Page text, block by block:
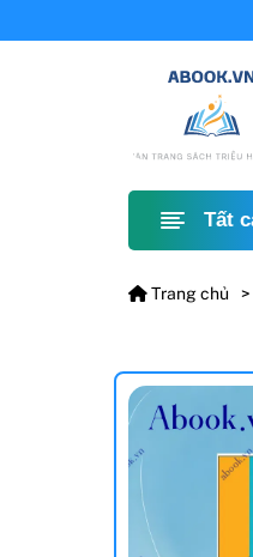
Tất
Trang chủ